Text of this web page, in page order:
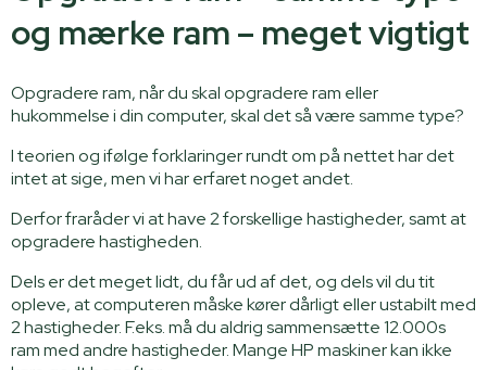
og mærke ram – meget vigtigt
Opgradere ram, når du skal opgradere ram eller
hukommelse i din computer, skal det så være samme type?
I teorien og ifølge forklaringer rundt om på nettet har det
intet at sige, men vi har erfaret noget andet.
Derfor fraråder vi at have 2 forskellige hastigheder, samt at
opgradere hastigheden.
Dels er det meget lidt, du får ud af det, og dels vil du tit
opleve, at computeren måske kører dårligt eller ustabilt med
2 hastigheder. F.eks. må du aldrig sammensætte 12.000s
ram med andre hastigheder. Mange HP maskiner kan ikke